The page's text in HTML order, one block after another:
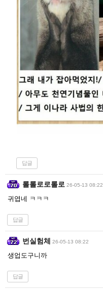
답글
롤롤로로롤로 26-05-13 08:22
귀엽네 ㅋㅋㅋ
답글
번실험체 26-05-13 08:22
생업도구니까
답글